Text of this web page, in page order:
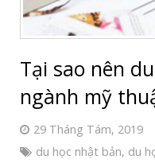
Tại sao nên
ngành mỹ
29 Tháng Tám, 2019
du học nhật bản, du